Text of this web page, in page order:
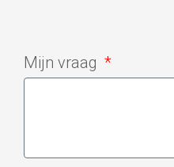
Mijn vraag